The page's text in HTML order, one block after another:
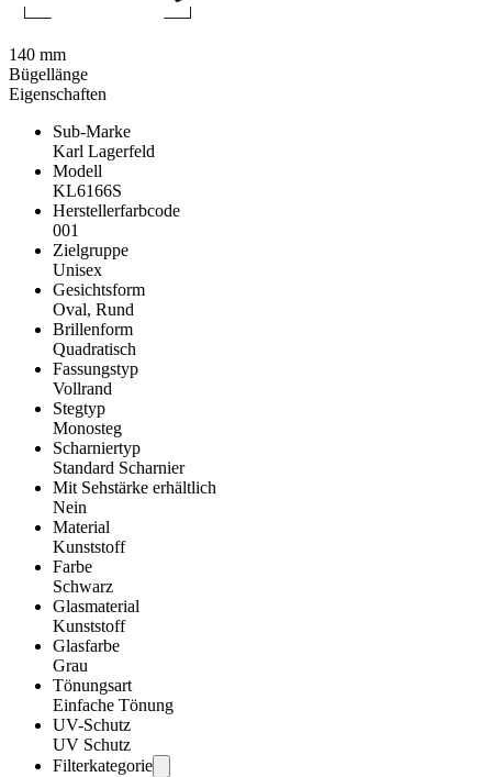
Eigenschaften
Sub-Marke
Karl Lagerfeld
Modell
KL6166S
Herstellerfarbcode
001
Zielgruppe
Unisex
Gesichtsform
Oval, Rund
Brillenform
Quadratisch
Fassungstyp
Vollrand
Stegtyp
Monosteg
Scharniertyp
Standard Scharnier
Mit Sehstärke erhältlich
Nein
Material
Kunststoff
Farbe
Schwarz
Glasmaterial
Kunststoff
Glasfarbe
Grau
Tönungsart
Einfache Tönung
UV-Schutz
UV Schutz
Filterkategorie
140 mm
Bügellänge